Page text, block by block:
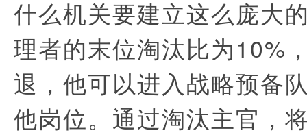
什么机关要建立这么庞大
理者的末位淘汰比为10%
退，他可以进入战略预备
他岗位。通过淘汰主官，